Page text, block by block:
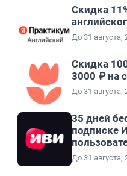
Скидка
До 31 августа,
Скидка
3000 ₽ на
До 31 августа,
35 дней
подписке
До 31 августа,